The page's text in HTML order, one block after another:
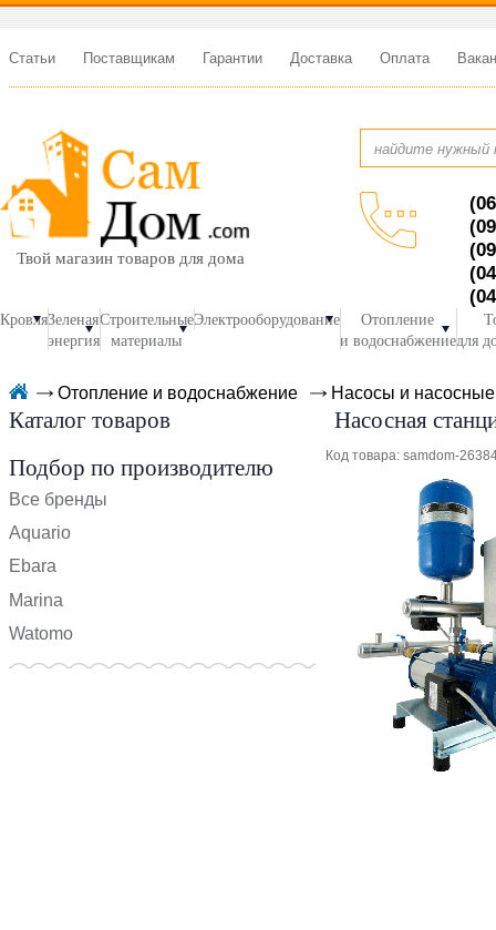
Отопление и водоснабжение Насосы и насосные
Насосная
Код товара: samdom-
Каталог товаров
Подбор по производителю
Все бренды
Aquario
Ebara
Marina
Watomo
Твой магазин товаров для дома
КровляЗеленая
энергия
Строительные
материалы
Электрооборудование
Отопление
и водоснабжениедля
Статьи Поставщикам Гарантии Доставка Оплата